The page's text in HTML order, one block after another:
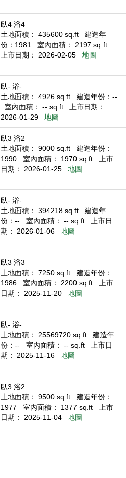
臥4 浴4
土地面積： 435600 sq.ft
建造年
份：1981
室內面積： 2197 sq.ft
上市日期： 2026-02-05
地圖
臥- 浴-
土地面積： 4926 sq.ft
建造年份：--
室內面積： -- sq.ft
上市日期：
2026-01-29
地圖
臥3 浴2
土地面積： 9000 sq.ft
建造年份：
1990
室內面積： 1970 sq.ft
上市
日期： 2026-01-25
地圖
臥- 浴-
土地面積： 394218 sq.ft
建造年
份：--
室內面積： -- sq.ft
上市日
期： 2026-01-06
地圖
臥3 浴3
土地面積： 7250 sq.ft
建造年份：
1986
室內面積： 2200 sq.ft
上市
日期： 2025-11-20
地圖
臥- 浴-
土地面積： 25569720 sq.ft
建造年
份：--
室內面積： -- sq.ft
上市日
期： 2025-11-16
地圖
臥3 浴2
土地面積： 9500 sq.ft
建造年份：
1977
室內面積： 1377 sq.ft
上市
日期： 2025-11-04
地圖